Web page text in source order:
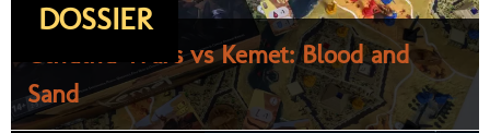
DOSSIER
Cthulhu Wars vs Kemet: Blood and
Sand